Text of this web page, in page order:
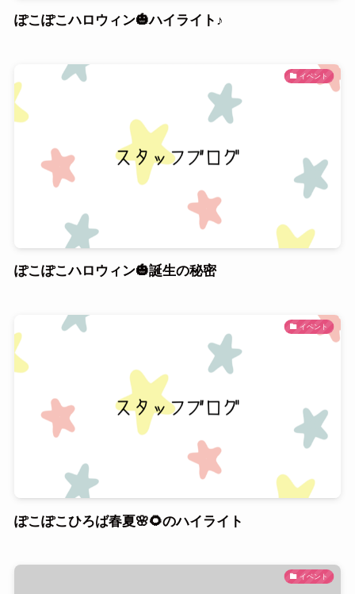
ぽこぽこハロウィン🎃ハイライト♪
イベント
ぽこぽこハロウィン🎃誕生の秘密
イベント
ぽこぽこひろば春夏🌸🌻のハイライト
イベント